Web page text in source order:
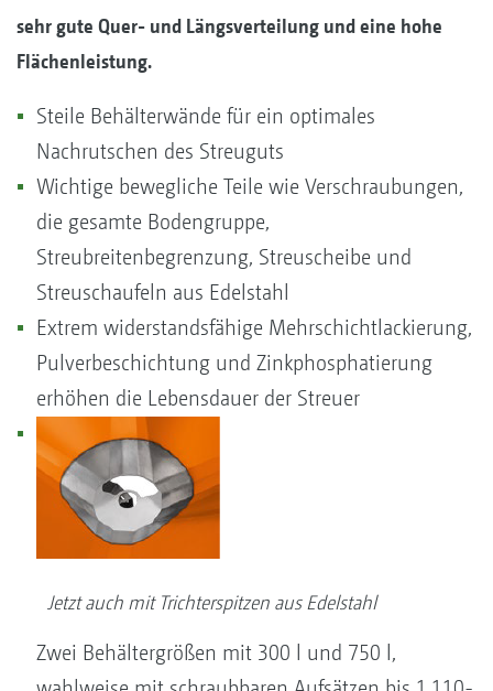
sehr gute Quer- und Längsverteilung und eine hohe
Flächenleistung.
Steile Behälterwände für ein optimales
Nachrutschen des Streuguts
Wichtige bewegliche Teile wie Verschraubungen,
die gesamte Bodengruppe,
Streubreitenbegrenzung, Streuscheibe und
Streuschaufeln aus Edelstahl
Extrem widerstandsfähige Mehrschichtlackierung,
Pulverbeschichtung und Zinkphosphatierung
erhöhen die Lebensdauer der Streuer
Jetzt auch mit Trichterspitzen aus Edelstahl
Zwei Behältergrößen mit 300 l und 750 l,